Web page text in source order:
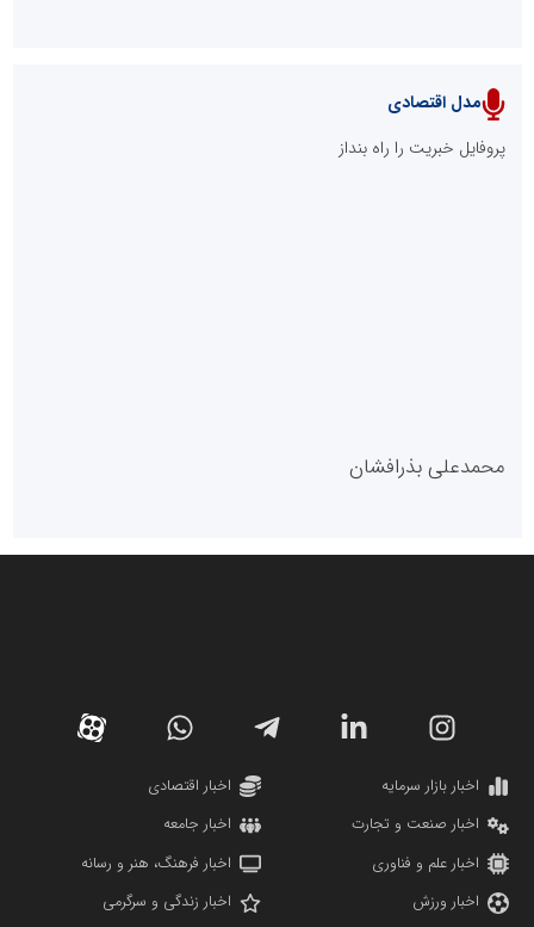
پایگاه خبری نهضت ملی مسکن
پایگاه خبری گفتمان یزد
دانشگاه سئوی ایران
مدل اقتصادی
پروفایل خبریت را راه بنداز
محمدعلی بذرافشان
مریم حاج نوروز نظری
اخبار بازار سرمایه
اخبار اقتصادی
اخبار صنعت و تجارت
اخبار جامعه
اخبار علم و فناوری
اخبار فرهنگ، هنر و رسانه
اخبار ورزش
اخبار زندگی و سرگرمی